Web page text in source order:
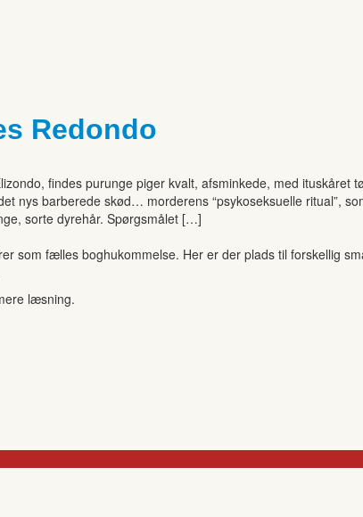
Redondo
findes purunge piger kvalt, afsminkede, med ituskåret
nys barberede skød… morderens “psykoseksuelle ritual”,
sorte dyrehår. Spørgsmålet […]
som fælles boghukommelse. Her er der plads til forskellig
læsning.